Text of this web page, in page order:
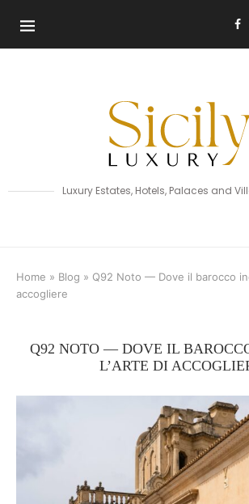
Luxury Estates, Hotels, Palaces and
Home » Blog » Q92 Noto — Dove il barocco
accogliere
Q92 NOTO — DOVE IL
L’ARTE DI